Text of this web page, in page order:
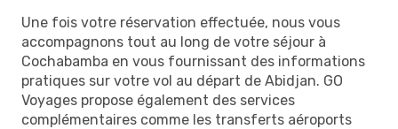
Une fois votre réservation effectuée, nous vous
accompagnons tout au long de votre séjour à
Cochabamba en vous fournissant des informations
pratiques sur votre vol au départ de Abidjan. GO
Voyages propose également des services
complémentaires comme les transferts aéroports